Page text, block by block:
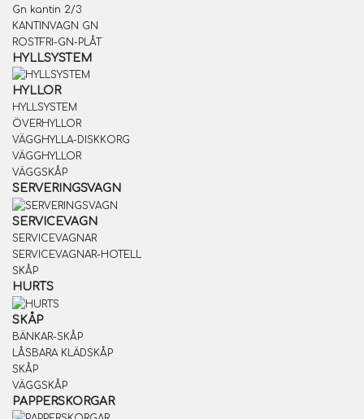
Gn kantin 2/3
KANTINVAGN GN
ROSTFRI-GN-PLÅT
HYLLSYSTEM
HYLLOR
HYLLSYSTEM
ÖVERHYLLOR
VÄGGHYLLA-DISKKORG
VÄGGHYLLOR
VÄGGSKÅP
SERVERINGSVAGN
SERVICEVAGN
SERVICEVAGNAR
SERVICEVAGNAR-HOTELL
SKÅP
HURTS
SKÅP
BÄNKAR-SKÅP
LÅSBARA KLÄDSKÅP
SKÅP
VÄGGSKÅP
PAPPERSKORGAR